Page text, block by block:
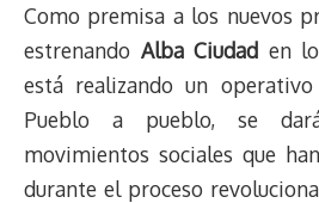
Como premisa a los nuevos
estrenando Alba Ciudad en
está realizando un
Pueblo a pueblo, se
movimientos sociales que
durante el proceso